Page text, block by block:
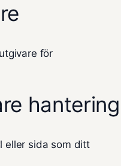
för
hantering
eller sida som ditt